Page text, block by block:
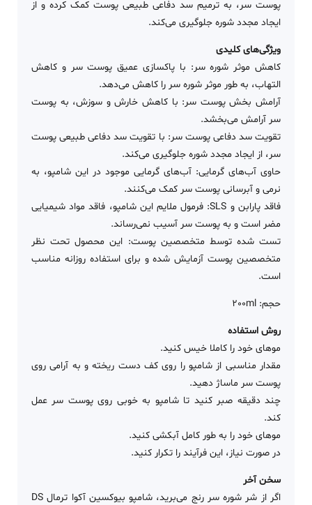
پوست سر، به ترمیم سد دفاعی طبیعی پوست کمک کرده و از
ایجاد مجدد شوره جلوگیری می‌کند.
ویژگی‌های کلیدی
کاهش موثر شوره سر: با پاکسازی عمیق پوست سر و کاهش
التهاب، به طور موثر شوره سر را کاهش می‌دهد.
آرامش بخش پوست سر: با کاهش خارش و سوزش، به پوست
سر آرامش می‌بخشد.
تقویت سد دفاعی پوست سر: با تقویت سد دفاعی طبیعی پوست
سر، از ایجاد مجدد شوره جلوگیری می‌کند.
حاوی آب‌های گرمایی: آب‌های گرمایی موجود در این شامپو، به
نرمی و آبرسانی پوست سر کمک می‌کنند.
فاقد پارابن و SLS: فرمول ملایم این شامپو، فاقد مواد شیمیایی
مضر است و به پوست سر آسیب نمی‌رساند.
تست شده توسط متخصصین پوست: این محصول تحت نظر
متخصصین پوست آزمایش شده و برای استفاده روزانه مناسب
است.
حجم: 200ml
روش استفاده
موهای خود را کاملا خیس کنید.
مقدار مناسبی از شامپو را روی کف دست ریخته و به آرامی روی
پوست سر ماساژ دهید.
چند دقیقه صبر کنید تا شامپو به خوبی روی پوست سر عمل
کند.
موهای خود را به طور کامل آبکشی کنید.
در صورت نیاز، این فرآیند را تکرار کنید.
سخن آخر
اگر از شر شوره سر رنج می‌برید، شامپو بیوکسین آکوا ترمال DS